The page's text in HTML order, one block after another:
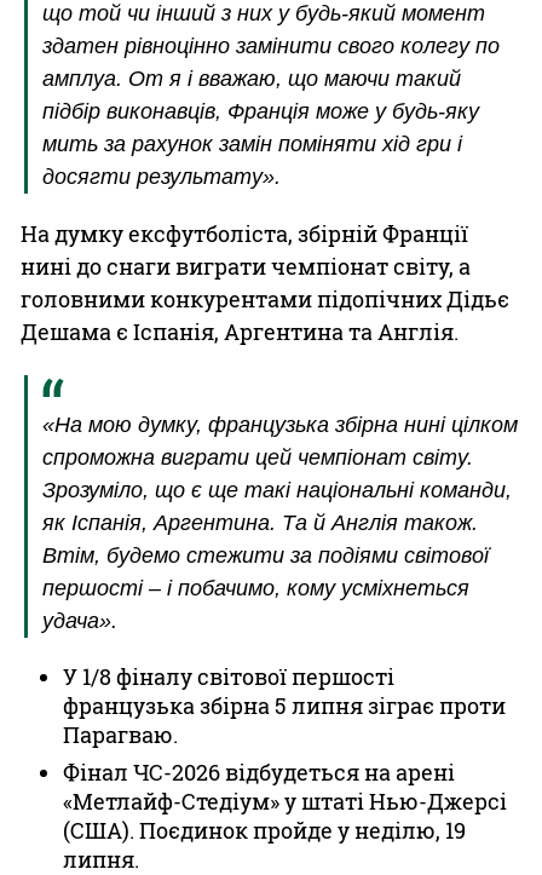
що той чи інший з них у будь-який момент
здатен рівноцінно замінити свого колегу по
амплуа. От я і вважаю, що маючи такий
підбір виконавців, Франція може у будь-яку
мить за рахунок замін поміняти хід гри і
досягти результату».
На думку ексфутболіста, збірній Франції
нині до снаги виграти чемпіонат світу, а
головними конкурентами підопічних Дідьє
Дешама є Іспанія, Аргентина та Англія.
«На мою думку, французька збірна нині цілком
спроможна виграти цей чемпіонат світу.
Зрозуміло, що є ще такі національні команди,
як Іспанія, Аргентина. Та й Англія також.
Втім, будемо стежити за подіями світової
першості – і побачимо, кому усміхнеться
удача».
У 1/8 фіналу світової першості
французька збірна 5 липня зіграє проти
Парагваю.
Фінал ЧС-2026 відбудеться на арені
«Метлайф-Стедіум» у штаті Нью-Джерсі
(США). Поєдинок пройде у неділю, 19
липня.